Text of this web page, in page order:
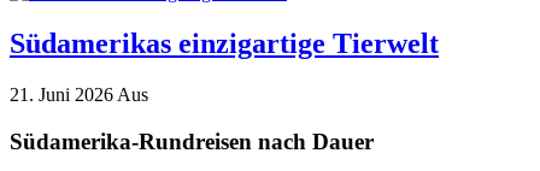
Südamerikas einzigartige Tierwelt
21. Juni 2026 Aus
Südamerika-Rundreisen nach Dauer